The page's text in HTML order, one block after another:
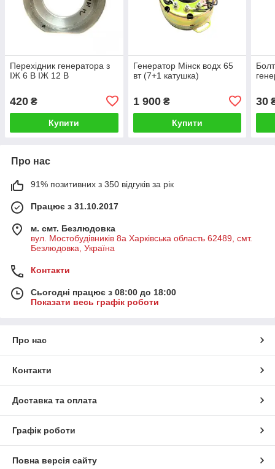
Перехідник генератора з
ІЖ 6 В ІЖ 12 В
420 ₴
Купити
Генератор Мінск водх 65
вт (7+1 катушка)
1 900₴
Купити
30
Про нас
91% позитивних з 350 відгуків за рік
Працює з 31.10.2017
м. смт. Безлюдовка
вул. Мостобудівників 8а Харківська область 62489, смт.
Безлюдовка, Україна
Контакти
Сьогодні працює з 08:00 до 18:00
Показати весь графік роботи
Про нас
Контакти
Доставка та оплата
Графік роботи
Повна версія сайту